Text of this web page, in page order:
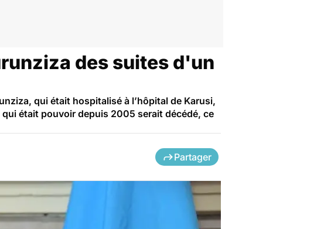
des suites d'un
qui était hospitalisé à l’hôpital de Karusi,
était pouvoir depuis 2005 serait décédé, ce
Partager